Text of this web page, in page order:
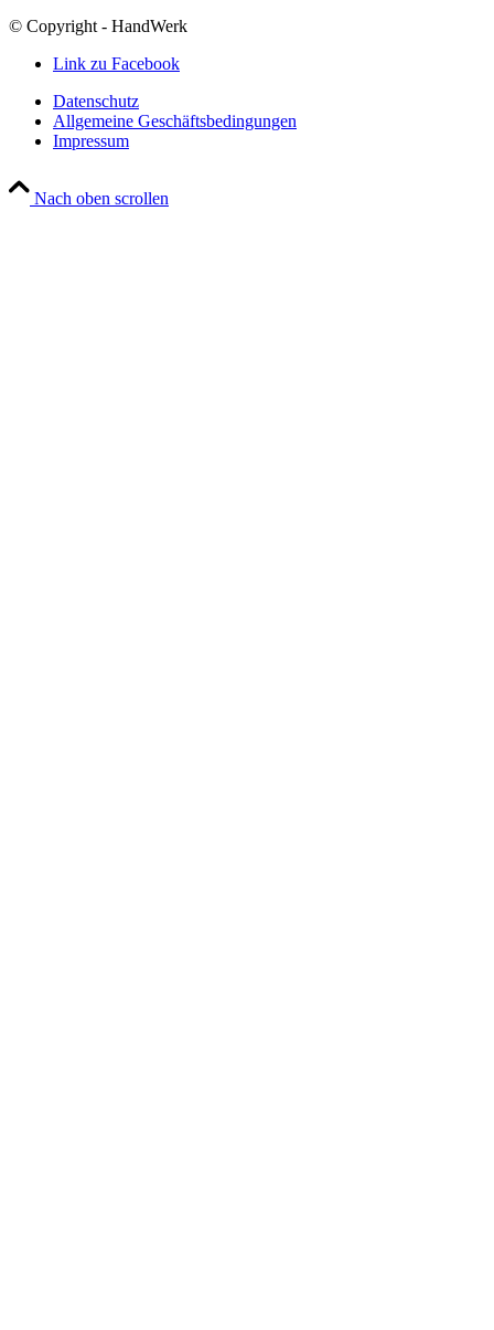
© Copyright - HandWerk
Link zu Facebook
Datenschutz
Allgemeine Geschäftsbedingungen
Impressum
Nach oben scrollen